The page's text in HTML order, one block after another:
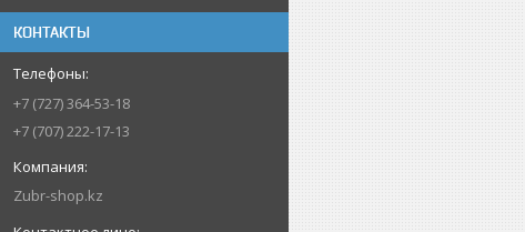
КОНТАКТЫ
+7 (727) 364-53-18
+7 (707) 222-17-13
Zubr-shop.kz